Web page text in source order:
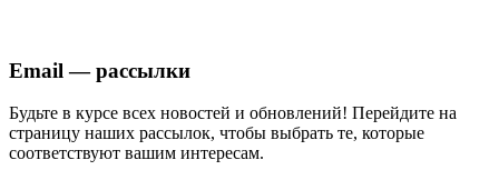
Email — рассылки
Будьте в курсе всех новостей и обновлений! Перейдите на
страницу наших рассылок, чтобы выбрать те, которые
соответствуют вашим интересам.